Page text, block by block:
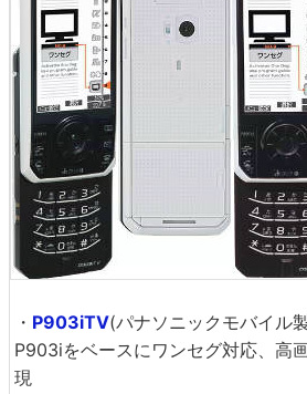
・ P903iTV(パナソニックモバイル
P903iをベースにワンセグ対応、高
現